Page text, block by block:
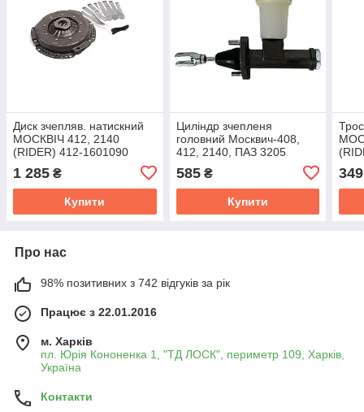
Диск зчепляв. натискний
МОСКВІЧ 412, 2140
(RIDER) 412-1601090
1 285 ₴
Купити
Циліндр зчепленя
головний Москвич-408,
412, 2140, ПАЗ 3205
585₴
Купити
349
Про нас
98% позитивних з 742 відгуків за рік
Працює з 22.01.2016
м. Харків
пл. Юрія Кононенка 1, "ТД ЛОСК", периметр 109, Харків,
Україна
Контакти